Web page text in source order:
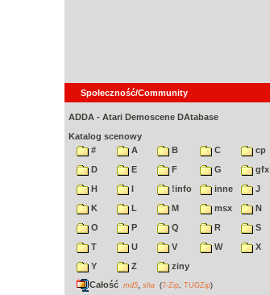
Społeczność/Community
ADDA - Atari Demoscene DAtabase
Katalog scenowy
#
A B C
cp
D
E F G
gfx
H
I !info inne
J
K
L M msx
N
O
P Q R
S
T
U V W
X
Y
Z
ziny
Całość md5 sha (7-Zip TUGZip)